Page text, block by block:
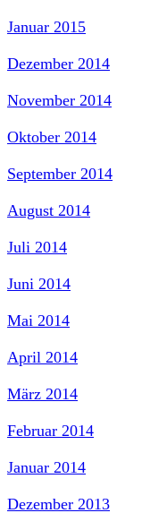
Januar 2015
Dezember 2014
November 2014
Oktober 2014
September 2014
August 2014
Juli 2014
Juni 2014
Mai 2014
April 2014
März 2014
Februar 2014
Januar 2014
Dezember 2013